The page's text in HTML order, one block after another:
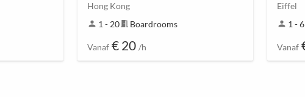
Hong Kong
person 1 - 20meeting_room Boardrooms
Vanaf € 20 /h
Eiffel
person 1 - 6
Vanaf